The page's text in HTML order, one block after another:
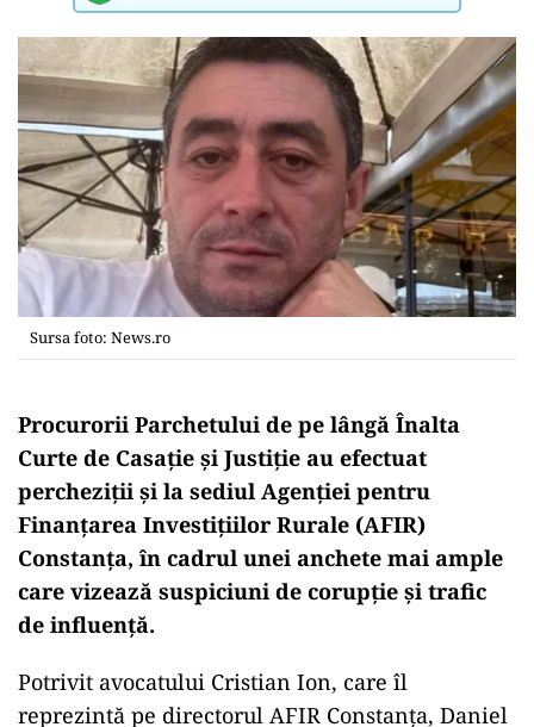
Sursa foto: News.ro
Procurorii Parchetului de pe lângă Înalta
Curte de Casație și Justiție au efectuat
percheziții și la sediul Agenției pentru
Finanțarea Investițiilor Rurale (AFIR)
Constanța, în cadrul unei anchete mai ample
care vizează suspiciuni de corupție și trafic
de influență.
Potrivit avocatului Cristian Ion, care îl
reprezintă pe directorul AFIR Constanța, Daniel